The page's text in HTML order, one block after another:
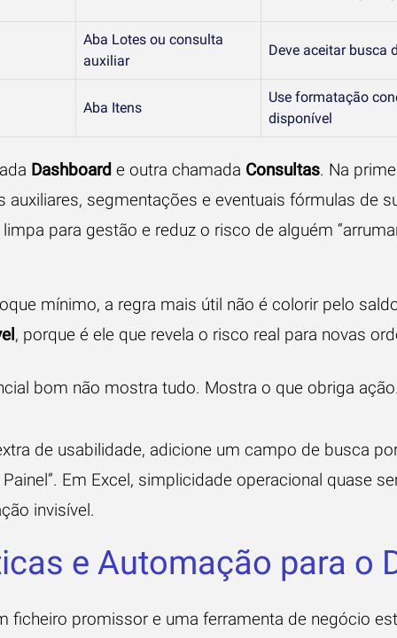
Aba Lotes ou consulta
auxiliar
Deve aceitar busca
Aba Itens
Use formatação
disponível
Dashboard e outra chamada Consultas. Na
auxiliares, segmentações e eventuais fórmulas de
para gestão e reduz o risco de alguém
mínimo, a regra mais útil não é colorir pelo
, porque é ele que revela o risco real para novas
bom não mostra tudo. Mostra o que obriga
de usabilidade, adicione um campo de busca
Em Excel, simplicidade operacional quase
invisível.
e Automação para o
ficheiro promissor e uma ferramenta de negócio